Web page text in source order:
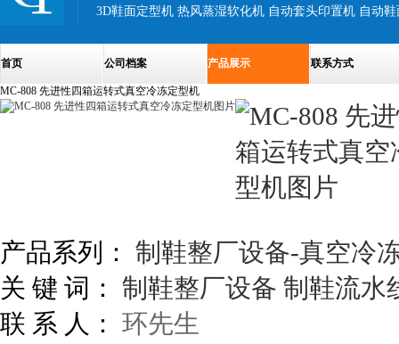
3D鞋面定型机 热风蒸湿软化机 自动套头印置机 自动
首页 公司档案 产品展示 联系方式
MC-808 先进性四箱运转式真空冷冻定型机
产品系列： 制鞋整厂设备-真空冷
关 键 词： 制鞋整厂设备 制鞋流水
联 系 人： 环先生